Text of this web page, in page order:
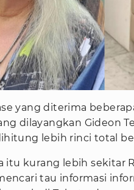
yang diterima
dilayangkan Gideon
lebih rinci total
itu kurang lebih sekitar
tau informasi